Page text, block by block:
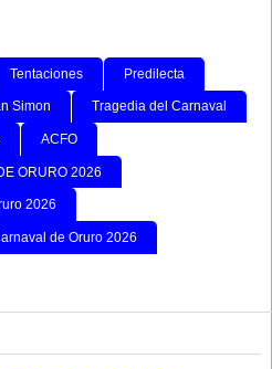
Tentaciones Predilecta
Simon Tragedia del Carnaval
ACFO
ORURO 2026
2026
de Oruro 2026